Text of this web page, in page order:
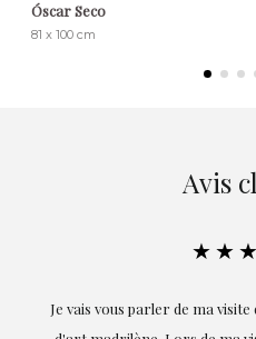
Óscar Seco
81 x 100 cm
Avis
Je vais vous parler de ma